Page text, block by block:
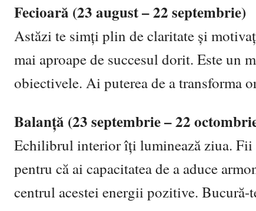
Fecioară (23 august – 22 septembrie)
Astăzi te simți plin de claritate și
mai aproape de succesul dorit. Este un
obiectivele. Ai puterea de a transforma
Balanță (23 septembrie – 22
Echilibrul interior îți luminează ziua. Fii
pentru că ai capacitatea de a aduce
centrul acestei energii pozitive. Bucură-